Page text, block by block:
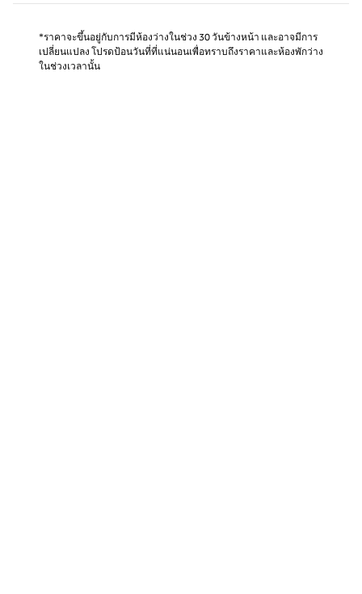
*ราคาจะขึ้นอยู่กับการมีห้องว่างในช่วง 30 วันข้างหน้า และอาจมีการ
เปลี่ยนแปลง โปรดป้อนวันที่ที่แน่นอนเพื่อทราบถึงราคาและห้องพักว่าง
ในช่วงเวลานั้น